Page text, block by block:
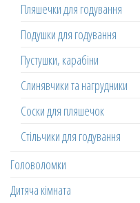
Пляшечки для годування
Подушки для годування
Пустушки, карабіни
Слинявчики та нагрудники
Соски для пляшечок
Стільчики для годування
Головоломки
Дитяча кімната